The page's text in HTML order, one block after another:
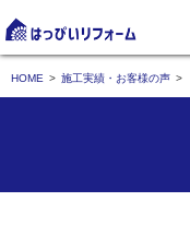
HOME 施工実績・お客様の声